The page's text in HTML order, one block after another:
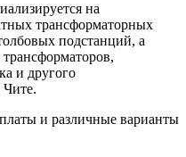
на
трансформаторных
подстанций, а
и другого
Чите.
и различные варианты